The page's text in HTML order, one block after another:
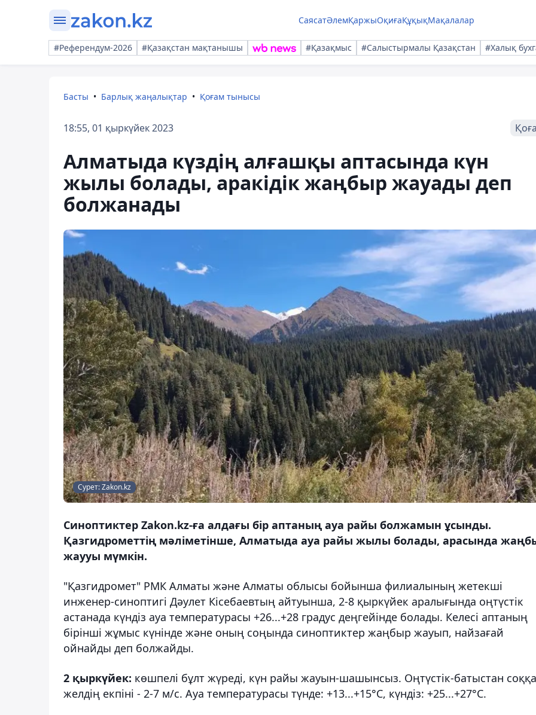
СаясатӘлемҚаржыОқиғаҚұқықМақалалар
#Референдум-2026 #Қазақстан мақтанышы #Қазақмыс #Салыстырмалы Қазақстан #Халық
Басты Барлық жаңалықтар Қоғам тынысы
18:55, 01 қыркүйек 2023
Алматыда күздің алғашқы аптасында күн
жылы болады, аракідік жаңбыр жауады деп
болжанады
Сурет: Zakon.kz
Синоптиктер Zakon.kz-ға алдағы бір аптаның ауа райы болжамын ұсынды.
Қазгидрометтің мәліметінше, Алматыда ауа райы жылы болады, арасында
жаууы мүмкін.
"Қазгидромет" РМК Алматы және Алматы облысы бойынша филиалының жетекші
инженер-синоптигі Дәулет Кісебаевтың айтуынша, 2-8 қыркүйек аралығында оңтүстік
астанада күндіз ауа температурасы +26...+28 градус деңгейінде болады. Келесі аптаның
бірінші жұмыс күнінде және оның соңында синоптиктер жаңбыр жауып, найзағай
ойнайды деп болжайды.
2 қыркүйек: көшпелі бұлт жүреді, күн райы жауын-шашынсыз. Оңтүстік-батыстан
желдің екпіні - 2-7 м/с. Ауа температурасы түнде: +13...+15°С, күндіз: +25...+27°С.